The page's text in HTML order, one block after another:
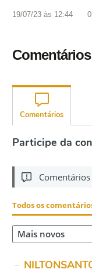
19/07/23 às 12:44 0
Comentários